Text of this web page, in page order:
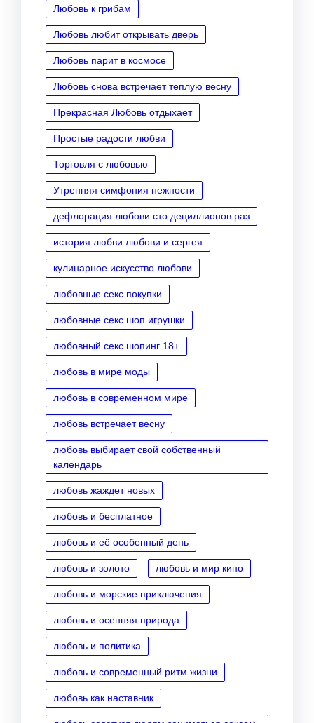
Любовь к грибам
Любовь любит открывать дверь
Любовь парит в космосе
Любовь снова встречает теплую весну
Прекрасная Любовь отдыхает
Простые радости любви
Торговля с любовью
Утренняя симфония нежности
дефлорация любови сто дециллионов раз
история любви любови и сергея
кулинарное искусство любови
любовные секс покупки
любовные секс шоп игрушки
любовный секс шопинг 18+
любовь в мире моды
любовь в современном мире
любовь встречает весну
любовь выбирает свой собственный
календарь
любовь жаждет новых
любовь и бесплатное
любовь и её особенный день
любовь и золото любовь и мир кино
любовь и морские приключения
любовь и осенняя природа
любовь и политика
любовь и современный ритм жизни
любовь как наставник